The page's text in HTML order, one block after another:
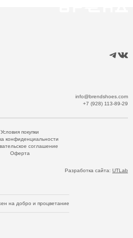
info@brendshoes.com
+7 (928) 113-89-29
Условия покупки
конфиденциальности
соглашение
Оферта
Разработка сайта: UTLab
на добро и процветание